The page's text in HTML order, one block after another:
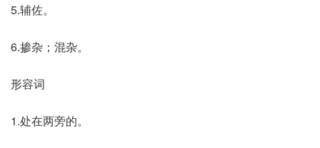
5.辅佐。
6.掺杂；混杂。
形容词
1.处在两旁的。